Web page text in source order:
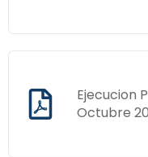
Ejecucion
Octubre